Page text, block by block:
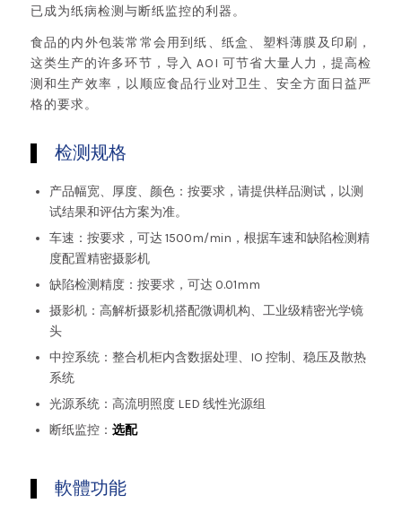
已成为纸病检测与断纸监控的利器。
食品的内外包装常常会用到纸、纸盒、塑料薄膜及印刷，
这类生产的许多环节，导入 AOI 可节省大量人力，提高检
测和生产效率，以顺应食品行业对卫生、安全方面日益严
格的要求。
检测规格
产品幅宽、厚度、颜色：按要求，请提供样品测试，以测
试结果和评估方案为准。
车速：按要求，可达 1500m/min，根据车速和缺陷检测精
度配置精密摄影机
缺陷检测精度：按要求，可达 0.01mm
摄影机：高解析摄影机搭配微调机构、工业级精密光学镜
头
中控系统：整合机柜内含数据处理、IO 控制、稳压及散热
系统
光源系统：高流明照度 LED 线性光源组
断纸监控： 选配
軟體功能